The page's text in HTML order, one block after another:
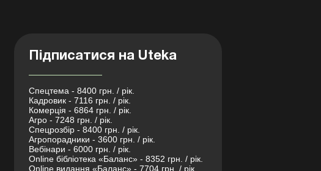
Підписатися на Uteka
Спецтема - 8400 грн. / рік.
Кадровик - 7116 грн. / рік.
Комерція - 6864 грн. / рік.
Агро - 7248 грн. / рік.
Спецрозбір - 8400 грн. / рік.
Агропорадники - 3600 грн. / рік.
Вебінари - 6000 грн. / рік.
Online бібліотека «Баланс» - 8352 грн. / рік.
Online видання «Баланс» - 7704 грн. / рік.